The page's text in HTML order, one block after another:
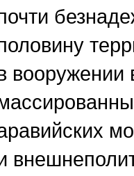
вооружении